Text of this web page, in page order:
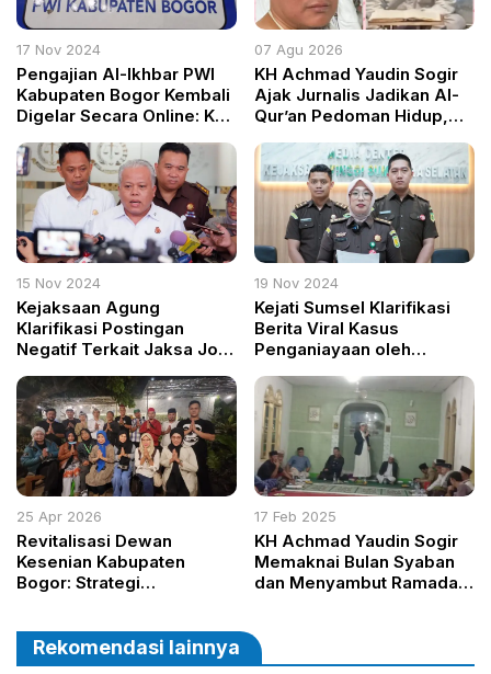
17 Nov 2024
Pengajian Al-Ikhbar PWI
Kabupaten Bogor Kembali
Digelar Secara Online: KH
Bahas Siksa Kubur dan
Penyebabnya
07 Agu 2026
KH Achmad Yaudin Sogir
Ajak Jurnalis Jadikan Al-
Qur’an Pedoman Hidup,
Tanah Suci
15 Nov 2024
Kejaksaan Agung
Klarifikasi Postingan
Negatif Terkait Jaksa Jovi
Sosial
19 Nov 2024
Kejati Sumsel Klarifikasi
Berita Viral Kasus
Penganiayaan oleh
25 Apr 2026
Revitalisasi Dewan
Kesenian Kabupaten
Bogor: Strategi
Pelestarian Budaya
Daerah
17 Feb 2025
KH Achmad Yaudin Sogir
Memaknai Bulan Syaban
dan Menyambut Ramadan
Rekomendasi lainnya